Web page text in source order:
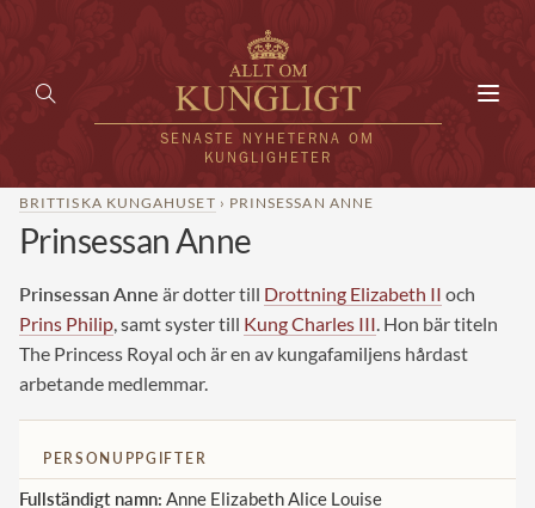
SENASTE NYHETERNA OM
KUNGLIGHETER
HEM
KUNGAFAMILJEN
UTLÄNDSKT
VÄRLDENS KUNGAHUS
Svenska kungahuset
BRITTISKA KUNGAHUSET › PRINSESSAN ANNE
Prinsessan Anne
Prinsessan Anne är dotter till Drottning Elizabeth II och
Prins Philip , samt syster till Kung Charles III . Hon bär titeln
The Princess Royal och är en av kungafamiljens hårdast
arbetande medlemmar.
PERSONUPPGIFTER
Fullständigt namn: Anne Elizabeth Alice Louise